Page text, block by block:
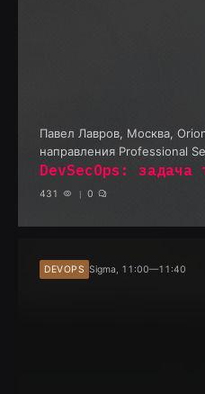
Павел Лавров, Москва,
направления Professional
DevSecOps: задача
431 0
DEVOPS Sigma, 11:00—11:40